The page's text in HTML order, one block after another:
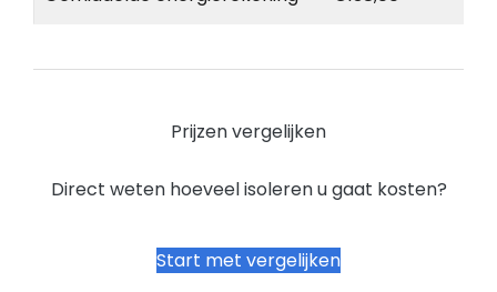
Prijzen vergelijken
Direct weten hoeveel isoleren u gaat kosten?
Start met vergelijken